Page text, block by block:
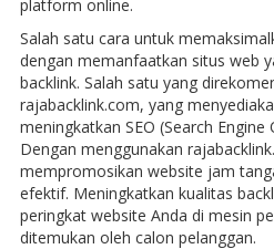
platform online.
Salah satu cara untuk
dengan memanfaatkan situs web
backlink. Salah satu yang
rajabacklink.com, yang
meningkatkan SEO (Search
Dengan menggunakan
mempromosikan website jam
efektif. Meningkatkan kualitas
peringkat website Anda di mesin
ditemukan oleh calon pelanggan.